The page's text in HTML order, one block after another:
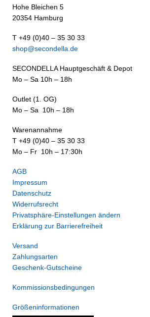
Hohe Bleichen 5
20354 Hamburg
T +49 (0)40 – 35 30 33
shop@secondella.de
SECONDELLA Hauptgeschäft & Depot
Mo – Sa 10h – 18h
Outlet (1. OG)
Mo – Sa 10h – 18h
Warenannahme
T +49 (0)40 – 35 30 33
Mo – Fr 10h – 17:30h
AGB
Impressum
Datenschutz
Widerrufsrecht
Privatsphäre-Einstellungen ändern
Erklärung zur Barrierefreiheit
Versand
Zahlungsarten
Geschenk-Gutscheine
Kommissionsbedingungen
Größeninformationen